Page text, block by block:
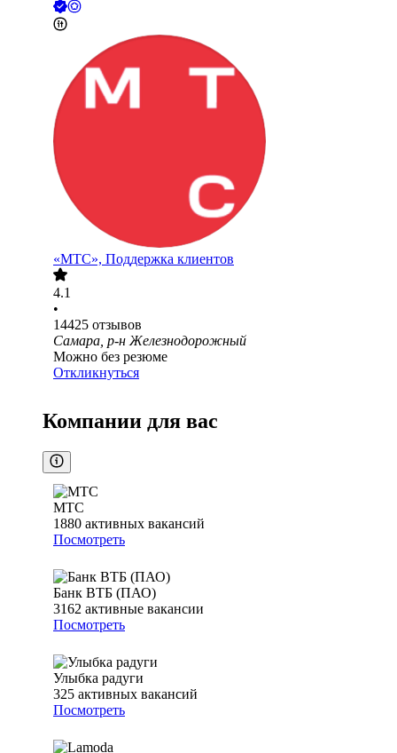
«МТС», Поддержка клиентов
4.1
•
14425 отзывов
Самара, р-н Железнодорожный
Можно без резюме
Откликнуться
Компании для вас
МТС
1880 активных вакансий
Посмотреть
Банк ВТБ (ПАО)
3162 активные вакансии
Посмотреть
Улыбка радуги
325 активных вакансий
Посмотреть